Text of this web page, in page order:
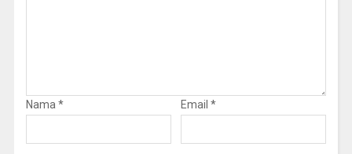
Nama* Email *